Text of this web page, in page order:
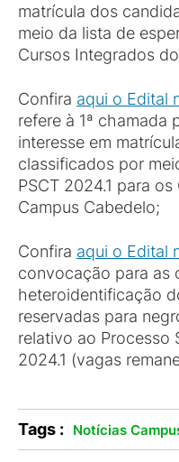
matrícula dos
meio da lista de
Cursos Integrados
Confira aqui o Edital
refere à 1ª chamada
interesse em
classificados por
PSCT 2024.1 para
Campus Cabedelo;
Confira aqui o Edital
convocação para as
heteroidentificação
reservadas para
relativo ao Processo
2024.1 (vagas
Tags : Notícias